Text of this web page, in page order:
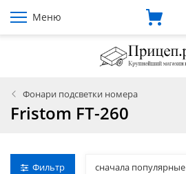
Меню
Фонари подсветки номера
Fristom FT-260
Фильтр сначала популярные